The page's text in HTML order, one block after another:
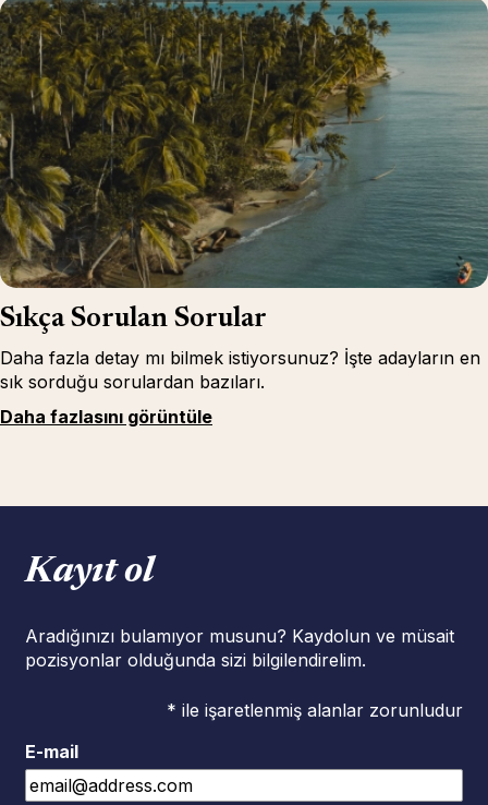
Sıkça Sorulan Sorular
Daha fazla detay mı bilmek istiyorsunuz? İşte adayların en
sık sorduğu sorulardan bazıları.
Daha fazlasını görüntüle
Kayıt ol
Aradığınızı bulamıyor musunu? Kaydolun ve müsait
pozisyonlar olduğunda sizi bilgilendirelim.
* ile işaretlenmiş alanlar zorunludur
E-mail